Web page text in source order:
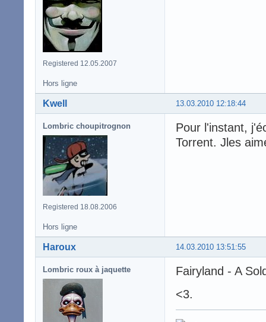
Registered 12.05.2007
Hors ligne
13.03.2010 12:18:44
Kwell
Lombric choupitrognon
Registered 18.08.2006
Pour l'instant,
Torrent. Jles
Hors ligne
14.03.2010 13:51:55
Haroux
Lombric roux à jaquette
Fairyland - A
<3.